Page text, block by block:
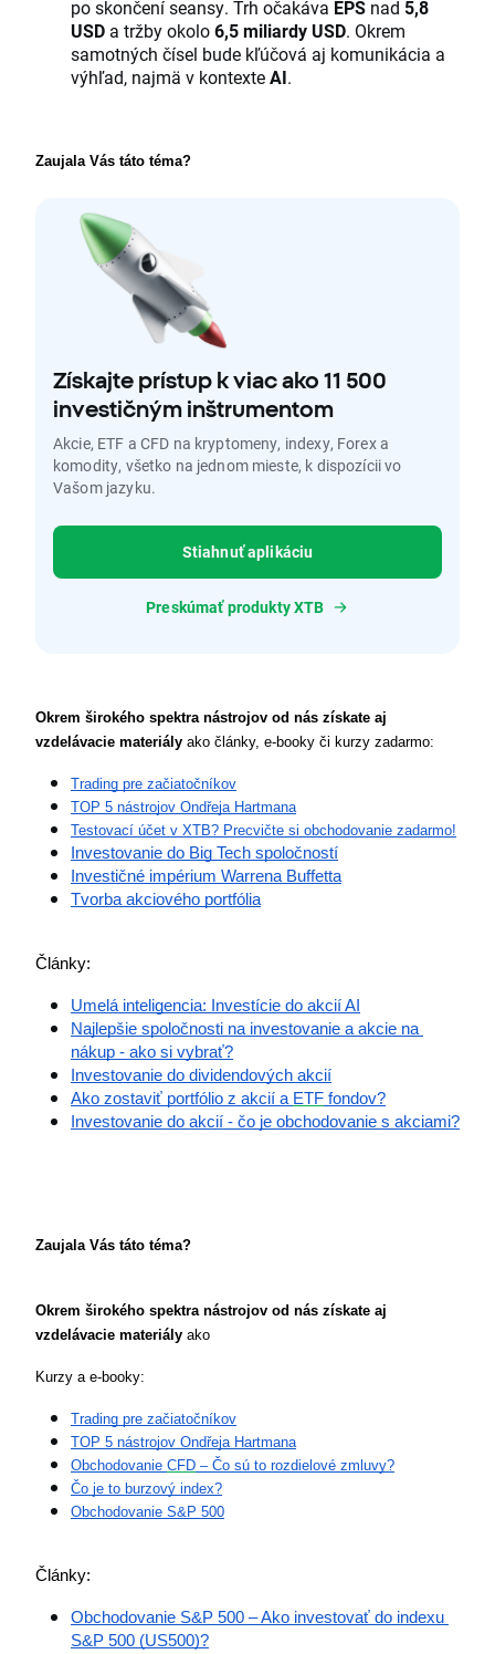
po skončení seansy. Trh očakáva EPS nad 5,8
USD a tržby okolo6,5 miliardy USD. Okrem
samotných čísel bude kľúčová aj komunikácia a
výhľad, najmä v kontexteAI.
Zaujala Vás táto téma?
Získajte prístup k viac ako 11 500
investičným inštrumentom
Akcie, ETF a CFD na kryptomeny, indexy, Forex a
komodity, všetko na jednom mieste, k dispozícii vo
Vašom jazyku.
Stiahnuť aplikáciu
Preskúmať produkty XTB
Okrem širokého spektra nástrojov od nás získate aj
vzdelávacie materiály ako články, e-booky či kurzy zadarmo:
Trading pre začiatočníkov
TOP 5 nástrojov Ondřeja Hartmana
Testovací účet v XTB? Precvičte si obchodovanie zadarmo!
Investovanie do Big Tech spoločností
Investičné impérium Warrena Buffetta
Tvorba akciového portfólia
Články:
Umelá inteligencia: Investície do akcií AI
Najlepšie spoločnosti na investovanie a akcie na
nákup - ako si vybrať?
Investovanie do dividendových akcií
Ako zostaviť portfólio z akcií a ETF fondov?
Investovanie do akcií - čo je obchodovanie s akciami?
Zaujala Vás táto téma?
Okrem širokého spektra nástrojov od nás získate aj
vzdelávacie materiály ako
Kurzy a e-booky:
Trading pre začiatočníkov
TOP 5 nástrojov Ondřeja Hartmana
Obchodovanie CFD – Čo sú to rozdielové zmluvy?
Čo je to burzový index?
Obchodovanie S&P 500
Články:
Obchodovanie S&P 500 – Ako investovať do indexu
S&P 500 (US500)?